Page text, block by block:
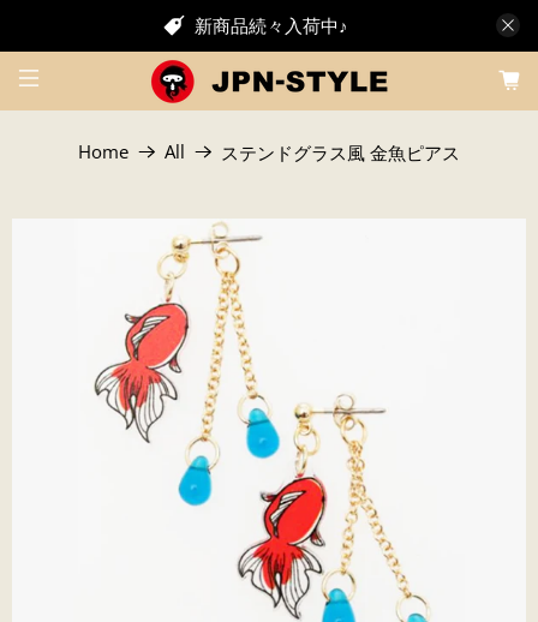
新商品続々入荷中♪
Home All ステンドグラス風 金魚ピアス